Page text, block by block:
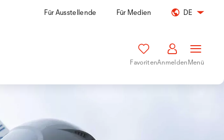
Für Ausstellende Für Medien DE
FavoritenAnmeldenMenü